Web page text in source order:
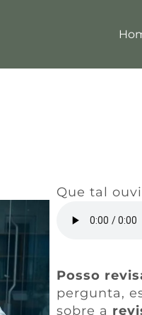
Que tal
Posso
pergunta,
sobre a